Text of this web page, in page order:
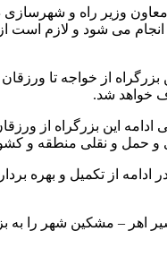
وزیر راه و
می شود و لازم است
از خواجه تا
خواهد شد.
حمل و نقلی منطقه و
را به بزرگراه چهار خطه توسعه دهیم